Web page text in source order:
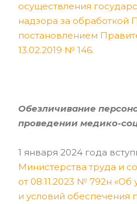
осуществления
надзора за обработкой
постановлением
13.02.2019 № 146.
Обезличивание
проведении медико-
1 января 2024 года
Министерства труда и
от 08.11.2023 № 792н
и условий обеспечения